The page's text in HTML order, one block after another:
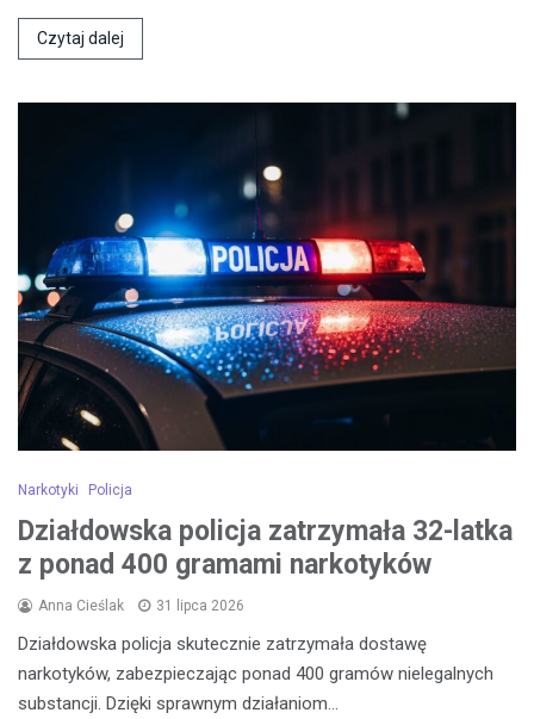
Czytaj dalej
Narkotyki Policja
Działdowska policja zatrzymała 32-latka
z ponad 400 gramami narkotyków
Anna Cieślak 31 lipca 2026
Działdowska policja skutecznie zatrzymała dostawę
narkotyków, zabezpieczając ponad 400 gramów nielegalnych
substancji. Dzięki sprawnym działaniom…